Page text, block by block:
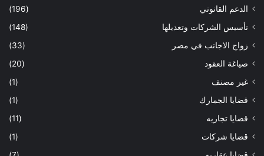
الدعم القانوني
(196)
تأسيس الشركات وتعديلها
(148)
زواج الاجانب في مصر
(33)
صياغة العقود
(20)
غير مصنف
(1)
قضايا الجمارك
(1)
قضايا تجاريه
(11)
قضايا شركات
(1)